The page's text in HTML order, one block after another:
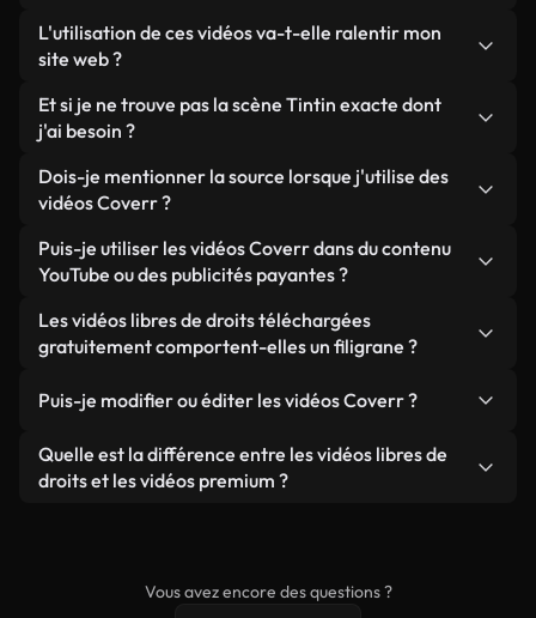
Les deux. Il s'agit d'une bibliothèque hybride
composée de véritables images filmées par des
générées par IA. Chaque vidéo est clairement
identifiée afin que vous sachiez toujours ce que
vous utilisez.
L'utilisation de ces vidéos va-t-elle ralentir mon
site web ?
Sauf si vous choisissez nos versions optimisées.
Nous proposons des formats légers, prêts pour le
ils conservent une qualité élevée tout en
minimisant les temps de chargement et en
améliorant des indicateurs comme le LCP.
Et si je ne trouve pas la scène Tintin exacte dont
j'ai besoin ?
Vous pouvez en créer une instantanément avec
Coverr AI Studio. Il vous suffit de décrire la scène,
Studio générera en quelques secondes une vidéo
personnalisée conforme à nos normes de licence.
Dois-je mentionner la source lorsque j'utilise des
vidéos Coverr ?
Aucune attribution n'est requise. Toutes les vidéos
de notre bibliothèque sont libres de droits et
même si cela est toujours apprécié.
Puis-je utiliser les vidéos Coverr dans du contenu
YouTube ou des publicités payantes ?
Oui. Toutes les séquences vidéo de Coverr peuvent
être utilisées dans des vidéos YouTube monétisées,
publicités clients, à condition de ne pas revendre
que produit autonome.
Les vidéos libres de droits téléchargées
gratuitement comportent-elles un filigrane ?
soient réelles ou générées par IA, ne comporte de
filigrane. Vous obtenez des images nettes et
prêtes à l'emploi.
Puis-je modifier ou éditer les vidéos Coverr ?
Oui. Vous pouvez librement découper, recadrer ou
remixer nos vidéos. Assurez-vous simplement que
Quelle est la différence entre les vidéos libres de
droits et les vidéos premium ?
résolution 4K et des protections de licence
Vous avez encore des questions ?